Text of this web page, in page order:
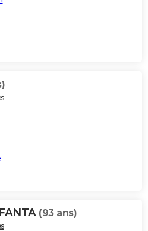
(93 ans)